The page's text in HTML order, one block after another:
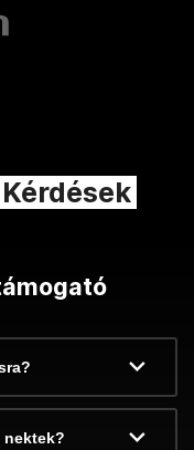
nektek?